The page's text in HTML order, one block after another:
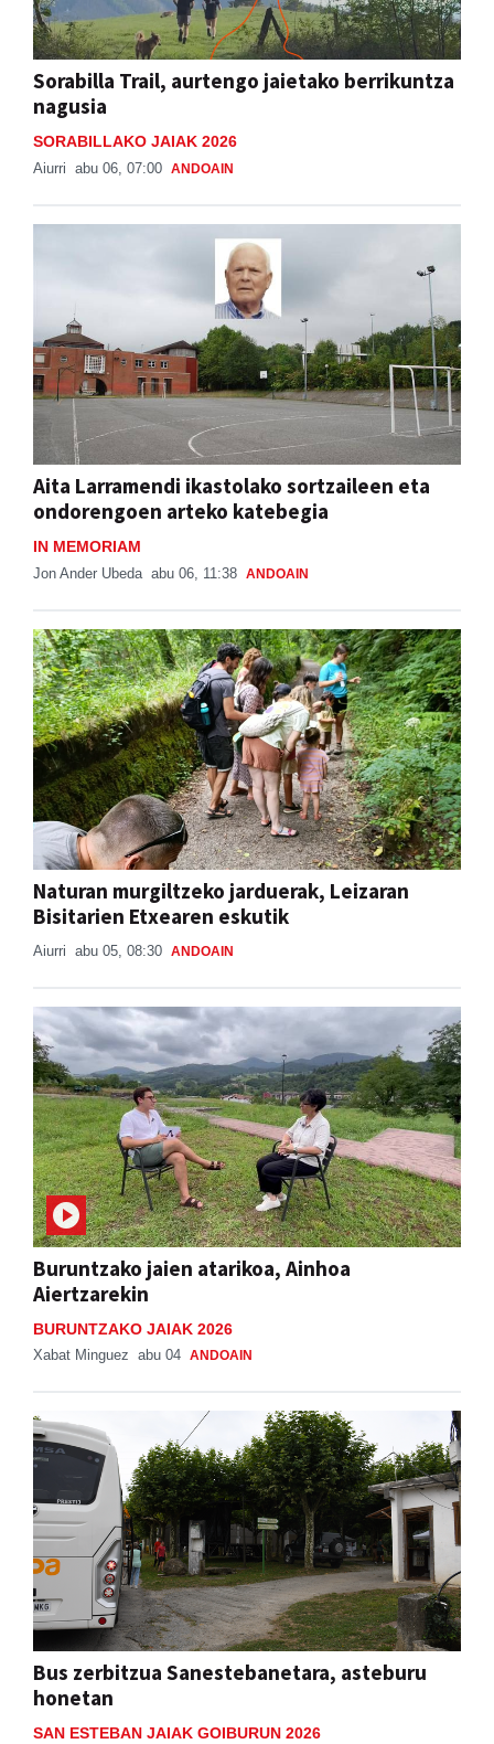
Sorabilla Trail, aurtengo jaietako berrikuntza
nagusia
SORABILLAKO JAIAK 2026
Aiurri abu 06, 07:00 ANDOAIN
Aita Larramendi ikastolako sortzaileen eta
ondorengoen arteko katebegia
IN MEMORIAM
Jon Ander Ubeda abu 06, 11:38 ANDOAIN
Naturan murgiltzeko jarduerak, Leizaran
Bisitarien Etxearen eskutik
Aiurri abu 05, 08:30 ANDOAIN
Buruntzako jaien atarikoa, Ainhoa
Aiertzarekin
BURUNTZAKO JAIAK 2026
Xabat Minguez abu 04 ANDOAIN
Bus zerbitzua Sanestebanetara, asteburu
honetan
SAN ESTEBAN JAIAK GOIBURUN 2026